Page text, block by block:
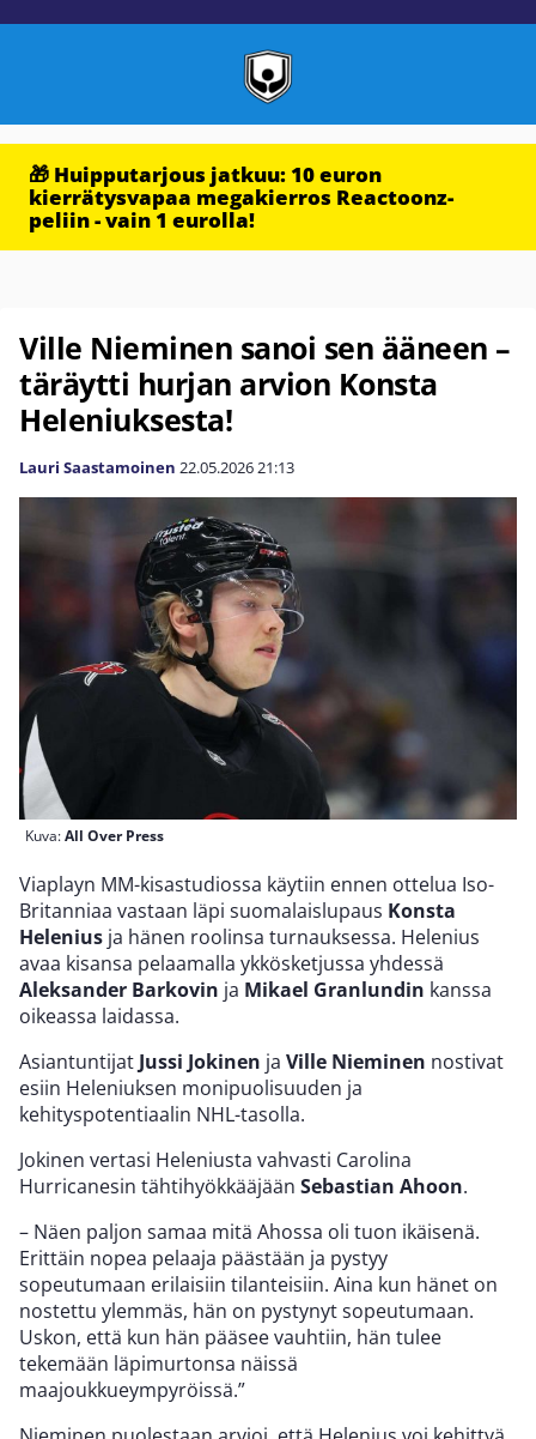
🎁 Huipputarjous jatkuu: 10 euron
kierrätysvapaa megakierros Reactoonz-
peliin - vain 1 eurolla!
Ville Nieminen sanoi sen ääneen –
täräytti hurjan arvion Konsta
Heleniuksesta!
Lauri Saastamoinen 22.05.202621:13
Kuva:All Over Press
Viaplayn MM-kisastudiossa käytiin ennen ottelua Iso-
Britanniaa vastaan läpi suomalaislupaus Konsta
Helenius ja hänen roolinsa turnauksessa. Helenius
avaa kisansa pelaamalla ykkösketjussa yhdessä
Aleksander Barkovin ja Mikael Granlundin kanssa
oikeassa laidassa.
Asiantuntijat Jussi Jokinen ja Ville Nieminen nostivat
esiin Heleniuksen monipuolisuuden ja
kehityspotentiaalin NHL-tasolla.
Jokinen vertasi Heleniusta vahvasti Carolina
Hurricanesin tähtihyökkääjään Sebastian Ahoon.
– Näen paljon samaa mitä Ahossa oli tuon ikäisenä.
Erittäin nopea pelaaja päästään ja pystyy
sopeutumaan erilaisiin tilanteisiin. Aina kun hänet on
nostettu ylemmäs, hän on pystynyt sopeutumaan.
Uskon, että kun hän pääsee vauhtiin, hän tulee
tekemään läpimurtonsa näissä
maajoukkueympyröissä.”